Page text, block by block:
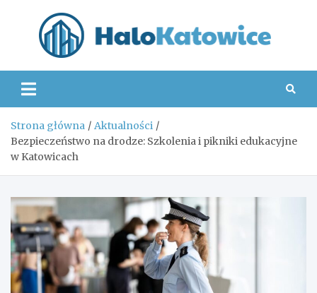
Strona główna
Aktualności
Bezpieczeństwo na drodze: Szkolenia i pikniki edukacyjne
w Katowicach